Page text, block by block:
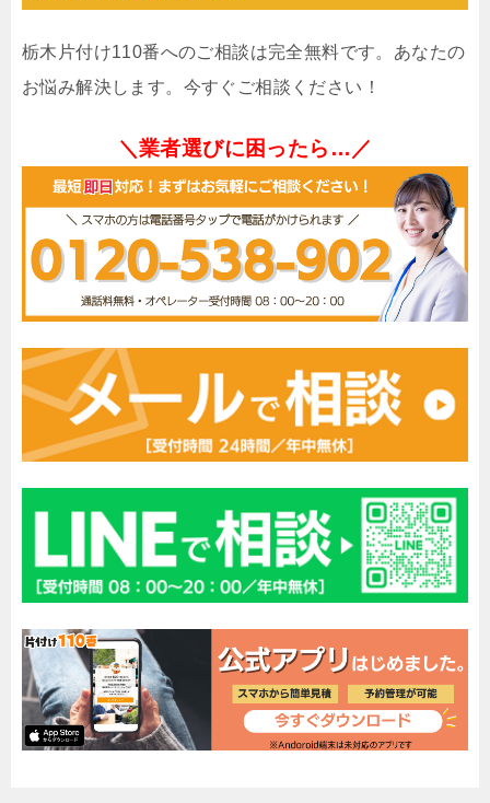
栃木片付け110番へのご相談は完全無料です。あなたの
お悩み解決します。今すぐご相談ください！
＼業者選びに困ったら…／